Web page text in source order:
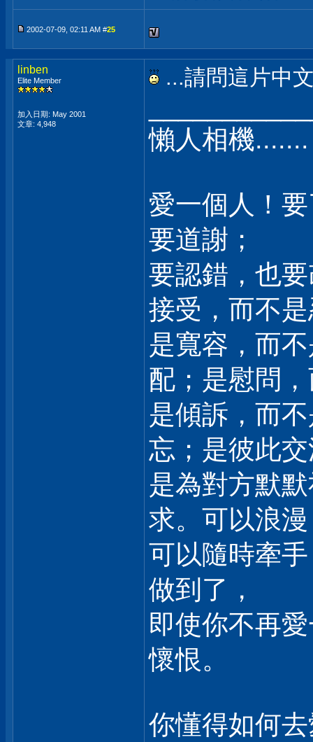
2002-07-09, 02:11 AM #25
linben
Elite Member
加入日期: May 2001
文章: 4,948
...請問這片中
懶人相機
愛一個人！
要道謝；
要認錯，也
接受，而不
是寬容，而
配；是慰問
是傾訴，而
忘；是彼此
是為對方默
求。可以浪
可以隨時牽
做到了，
即使你不再
懷恨。
你懂得如何